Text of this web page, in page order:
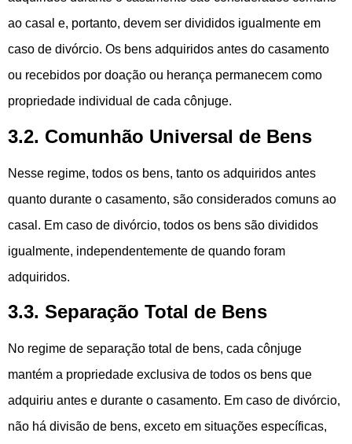
ao casal e, portanto, devem ser divididos igualmente em
caso de divórcio. Os bens adquiridos antes do casamento
ou recebidos por doação ou herança permanecem como
propriedade individual de cada cônjuge.
3.2. Comunhão Universal de Bens
Nesse regime, todos os bens, tanto os adquiridos antes
quanto durante o casamento, são considerados comuns ao
casal. Em caso de divórcio, todos os bens são divididos
igualmente, independentemente de quando foram
adquiridos.
3.3. Separação Total de Bens
No regime de separação total de bens, cada cônjuge
mantém a propriedade exclusiva de todos os bens que
adquiriu antes e durante o casamento. Em caso de divórcio,
não há divisão de bens, exceto em situações específicas,